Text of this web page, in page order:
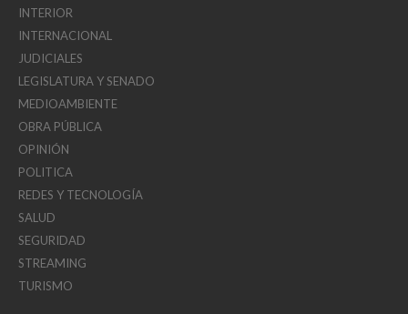
INTERIOR
INTERNACIONAL
JUDICIALES
LEGISLATURA Y SENADO
MEDIOAMBIENTE
OBRA PÚBLICA
OPINIÓN
POLITICA
REDES Y TECNOLOGÍA
SALUD
SEGURIDAD
STREAMING
TURISMO